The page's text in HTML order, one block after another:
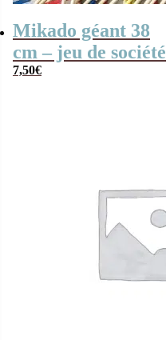
Mikado géant 38
cm – jeu de société
7,50€